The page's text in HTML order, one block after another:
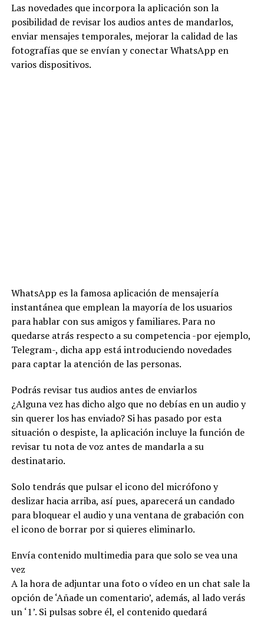
Las novedades que incorpora la aplicación son la
posibilidad de revisar los audios antes de mandarlos,
enviar mensajes temporales, mejorar la calidad de las
fotografías que se envían y conectar WhatsApp en
varios dispositivos.
WhatsApp es la famosa aplicación de mensajería
instantánea que emplean la mayoría de los usuarios
para hablar con sus amigos y familiares. Para no
quedarse atrás respecto a su competencia -por ejemplo,
Telegram-, dicha app está introduciendo novedades
para captar la atención de las personas.
Podrás revisar tus audios antes de enviarlos
¿Alguna vez has dicho algo que no debías en un audio y
sin querer los has enviado? Si has pasado por esta
situación o despiste, la aplicación incluye la función de
revisar tu nota de voz antes de mandarla a su
destinatario.
Solo tendrás que pulsar el icono del micrófono y
deslizar hacia arriba, así pues, aparecerá un candado
para bloquear el audio y una ventana de grabación con
el icono de borrar por si quieres eliminarlo.
Envía contenido multimedia para que solo se vea una
vez
A la hora de adjuntar una foto o vídeo en un chat sale la
opción de ‘Añade un comentario’, además, al lado verás
un ‘1’. Si pulsas sobre él, el contenido quedará